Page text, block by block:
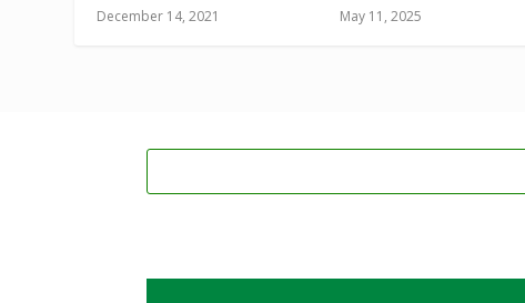
December 14, 2021 May 11, 2025